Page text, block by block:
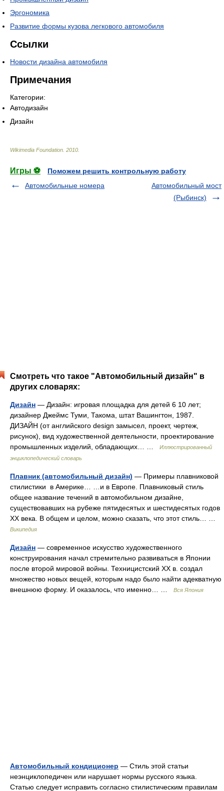
Эргономика
Развитие формы кузова легкового автомобиля
Ссылки
Новости дизайна автомобиля
Примечания
Категории:
Автодизайн
Дизайн
Wikimedia Foundation 2010
Игры ⚽
Поможем решить контрольную работу
Автомобильные номера
Автомобильный мост
(Рыбинск)
Смотреть что такое "Автомобильный дизайн" в
других словарях:
Дизайн — Дизайн: игровая площадка для детей 6 10 лет;
дизайнер Джеймс Туми, Такома, штат Вашингтон, 1987.
ДИЗАЙН (от английского design замысел, проект, чертеж,
рисунок), вид художественной деятельности, проектирование
промышленных изделий, обладающих… …
Иллюстрированный
энциклопедический словарь
Плавник (автомобильный дизайн) — Примеры плавниковой
стилистики в Америке… …и в Европе. Плавниковый стиль
общее название течений в автомобильном дизайне,
существовавших на рубеже пятидесятых и шестидесятых годов
XX века. В общем и целом, можно сказать, что этот стиль… …
Википедия
Дизайн — современное искусство художественного
конструирования начал стремительно развиваться в Японии
после второй мировой войны. Техницистский ХХ в. создал
множество новых вещей, которым надо было найти адекватную
внешнюю форму. И оказалось, что именно… …
Вся Япония
Автомобильный кондиционер — Стиль этой статьи
неэнциклопедичен или нарушает нормы русского языка.
Статью следует исправить согласно стилистическим правилам